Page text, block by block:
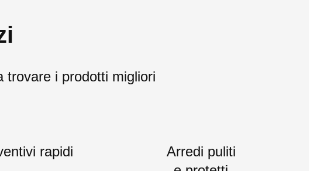
trovare i prodotti migliori
rapidi
Arredi puliti